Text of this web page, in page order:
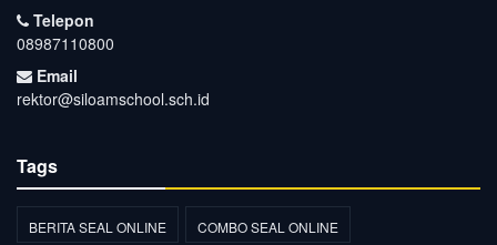
Telepon
08987110800
Email
rektor@siloamschool.sch.id
Tags
BERITA SEAL ONLINE COMBO SEAL ONLINE